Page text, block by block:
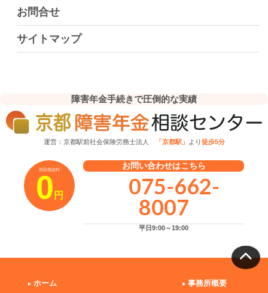
お問合せ
サイトマップ
障害年金手続きで圧倒的な実績
運営：京都駅前社会保険労務士法人 「京都駅」 より徒歩5分
初回相談料
0 円
お問い合わせはこちら
075-662-
8007
平日9:00～19:00
ホーム
事務所概要